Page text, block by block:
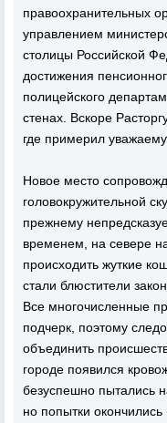
правоохранительных
управлением
столицы Российской
достижения
полицейского
стенах. Вскоре
где примерил
Новое место
головокружительной
прежнему
временем, на севере
происходить жуткие
стали блюстители
Все многочисленные
подчерк, поэтому
объединить
городе появился
безуспешно пытались
но попытки